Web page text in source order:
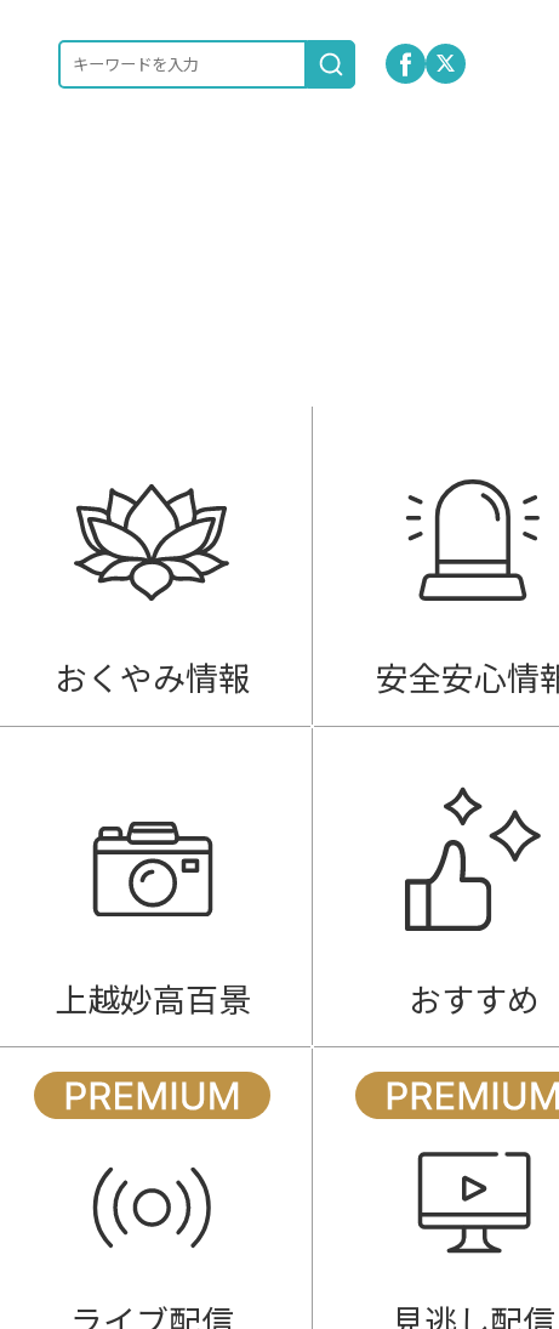
おくやみ情報 安全安心情
上越妙高百景 おすすめ